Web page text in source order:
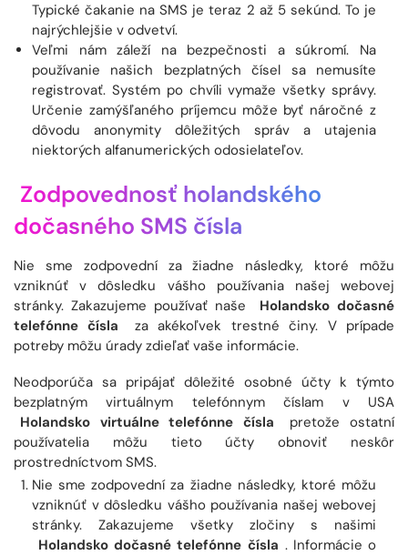
Typické čakanie na SMS je teraz 2 až 5 sekúnd. To je
najrýchlejšie v odvetví.
Veľmi nám záleží na bezpečnosti a súkromí. Na
používanie našich bezplatných čísel sa nemusíte
registrovať. Systém po chvíli vymaže všetky správy.
Určenie zamýšľaného príjemcu môže byť náročné z
dôvodu anonymity dôležitých správ a utajenia
niektorých alfanumerických odosielateľov.
Zodpovednosť holandského
dočasného SMS čísla
Nie sme zodpovední za žiadne následky, ktoré môžu
vzniknúť v dôsledku vášho používania našej webovej
stránky. Zakazujeme používať naše
Holandsko dočasné
telefónne čísla
za akékoľvek trestné činy. V prípade
potreby môžu úrady zdieľať vaše informácie.
Neodporúča sa pripájať dôležité osobné účty k týmto
bezplatným virtuálnym telefónnym číslam v USA
Holandsko virtuálne telefónne čísla
pretože ostatní
používatelia môžu tieto účty obnoviť neskôr
prostredníctvom SMS.
Nie sme zodpovední za žiadne následky, ktoré môžu
vzniknúť v dôsledku vášho používania našej webovej
stránky. Zakazujeme všetky zločiny s našimi
Holandsko dočasné telefónne čísla . Informácie o